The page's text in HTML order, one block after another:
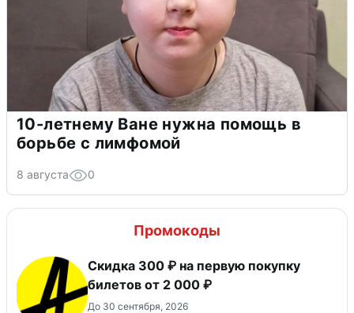
10-летнему Ване нужна помощь в
борьбе с лимфомой
8 августа 0
Промокоды
Скидка 300 ₽ на первую покупку
билетов от 2 000 ₽
До 30 сентября, 2026